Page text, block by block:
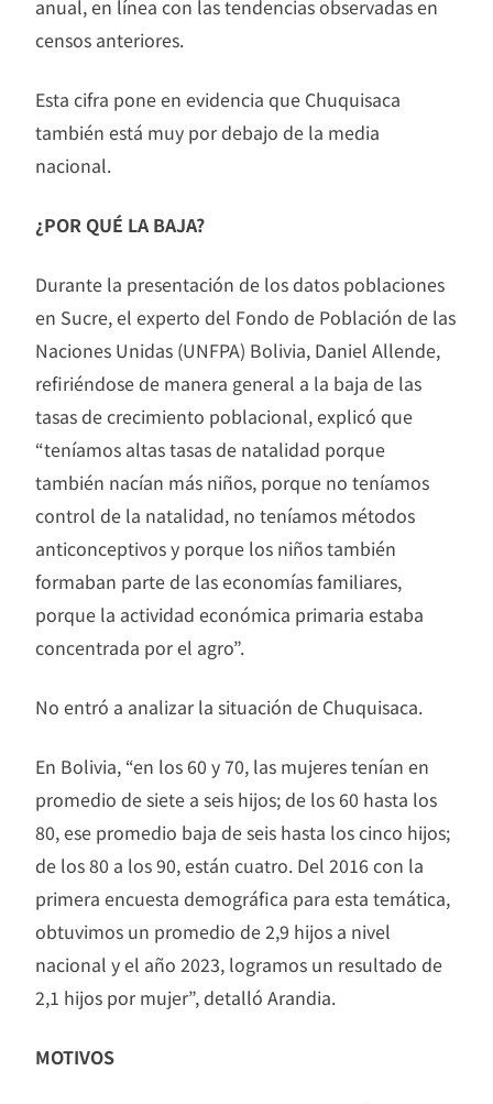
anual, en línea con las tendencias observadas en
censos anteriores.
Esta cifra pone en evidencia que Chuquisaca
también está muy por debajo de la media
nacional.
¿POR QUÉ LA BAJA?
Durante la presentación de los datos poblaciones
en Sucre, el experto del Fondo de Población de las
Naciones Unidas (UNFPA) Bolivia, Daniel Allende,
refiriéndose de manera general a la baja de las
tasas de crecimiento poblacional, explicó que
“teníamos altas tasas de natalidad porque
también nacían más niños, porque no teníamos
control de la natalidad, no teníamos métodos
anticonceptivos y porque los niños también
formaban parte de las economías familiares,
porque la actividad económica primaria estaba
concentrada por el agro”.
No entró a analizar la situación de Chuquisaca.
En Bolivia, “en los 60 y 70, las mujeres tenían en
promedio de siete a seis hijos; de los 60 hasta los
80, ese promedio baja de seis hasta los cinco hijos;
de los 80 a los 90, están cuatro. Del 2016 con la
primera encuesta demográfica para esta temática,
obtuvimos un promedio de 2,9 hijos a nivel
nacional y el año 2023, logramos un resultado de
2,1 hijos por mujer”, detalló Arandia.
MOTIVOS